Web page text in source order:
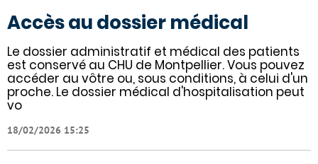
Accès au dossier médical
Le dossier administratif et médical des patients
est conservé au CHU de Montpellier. Vous pouvez
accéder au vôtre ou, sous conditions, à celui d'un
proche. Le dossier médical d'hospitalisation peut
vo
18/02/2026 15:25